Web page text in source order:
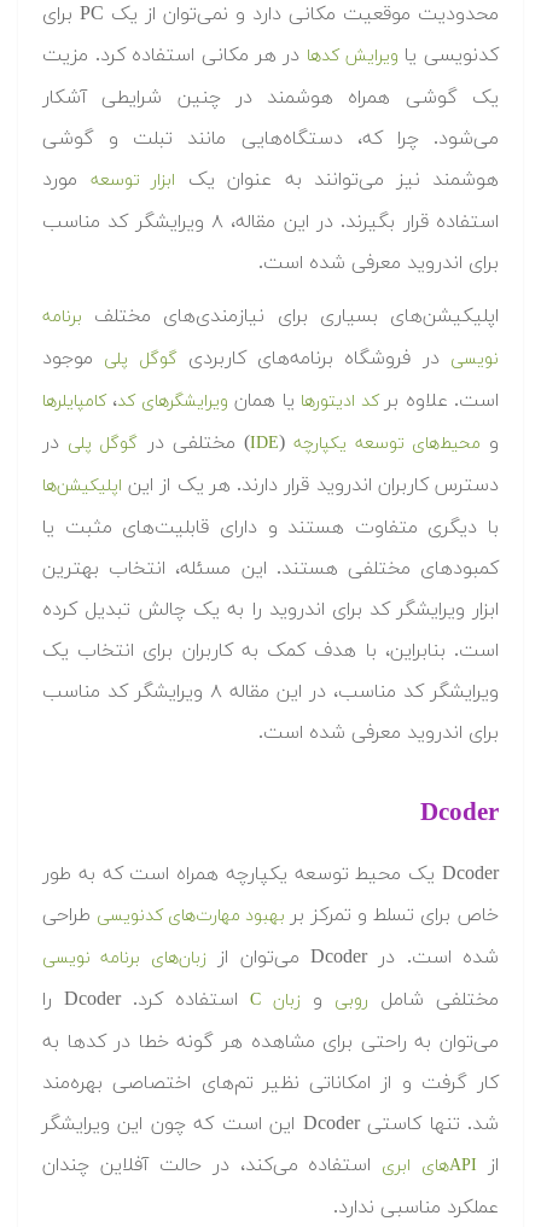
محدودیت موقعیت مکانی دارد و نمی‌توان از یک PC برای
کدنویسی یا ویرایش کدها در هر مکانی استفاده کرد. مزیت
یک گوشی همراه هوشمند در چنین شرایطی آشکار
می‌شود. چرا که، دستگاه‌هایی مانند تبلت و گوشی
هوشمند نیز می‌توانند به عنوان یک
ابزار توسعه
مورد
استفاده قرار بگیرند. در این مقاله، ۸ ویرایشگر کد مناسب
برای اندروید معرفی شده است.
اپلیکیشن‌های بسیاری برای نیازمندی‌های مختلف
برنامه
نویسی در فروشگاه برنامه‌های کاربردیگوگل پلی موجود
است. علاوه برکد ادیتورها یا همان ویرایشگرهای کد،کامپایلرها
و محیط‌های توسعه یکپارچه(
IDE) مختلفی در گوگل پلی در
دسترس کاربران اندروید قرار دارند. هر یک از این اپلیکیشن‌ها
با دیگری متفاوت هستند و دارای قابلیت‌های مثبت یا
کمبودهای مختلفی هستند. این مسئله، انتخاب بهترین
ابزار ویرایشگر کد برای اندروید را به یک چالش تبدیل کرده
است. بنابراین، با هدف کمک به کاربران برای انتخاب یک
ویرایشگر کد مناسب، در این مقاله ۸ ویرایشگر کد مناسب
برای اندروید معرفی شده است.
Dcoder
Dcoder یک محیط توسعه یکپارچه همراه است که به طور
خاص برای تسلط و تمرکز بر بهبود مهارت‌های کدنویسی طراحی
شده است. در Dcoder می‌توان از
زبان‌های برنامه نویسی
مختلفی شامل روبی و زبان C
استفاده کرد. Dcoder را
می‌توان به راحتی برای مشاهده هر گونه خطا در کدها به
کار گرفت و از امکاناتی نظیر تم‌های اختصاصی بهره‌مند
شد. تنها کاستی Dcoder این است که چون این ویرایشگر
از
APIهای ابری استفاده می‌کند، در حالت آفلاین چندان
عملکرد مناسبی ندارد.